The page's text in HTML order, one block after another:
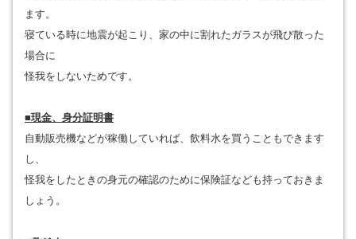
ます。
寝ている時に地震が起こり、家の中に割れたガラスが飛び散った
場合に
怪我をしないためです。
■現金、身分証明書
自動販売機などが稼働していれば、飲料水を買うこともできます
し、
怪我をしたときの身元の確認のために保険証なども持っておきま
しょう。